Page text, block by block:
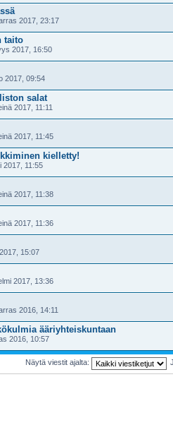
2017, 23:17
taito
2017, 16:50
2017, 09:54
salat
2017, 11:11
2017, 11:45
kielletty!
2017, 11:55
2017, 11:38
2017, 11:36
15:07
2017, 13:36
2016, 14:11
ääriyhteiskuntaan
2016, 10:57
Näytä viestit ajalta: